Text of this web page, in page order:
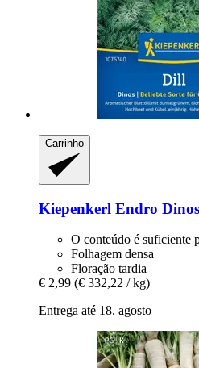
Carrinho
Kiepenkerl Endro
O conteúdo é suficiente
Folhagem densa
Floração tardia
€ 2,99 (€ 332,22 / kg)
Entrega até 18. agosto